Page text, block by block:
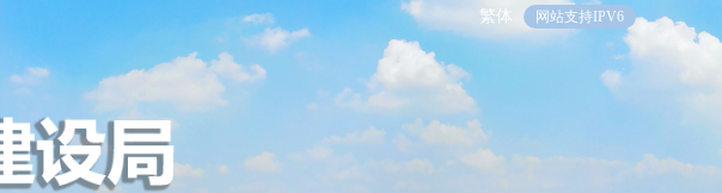
繁体 网站支持IPV6